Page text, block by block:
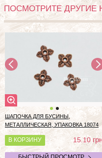
ПОСМОТРИТЕ ДРУГИЕ
ШАПОЧКА ДЛЯ БУСИНЫ,
МЕТАЛЛИЧЕСКАЯ, УПАКОВКА 18074
В КОРЗИНУ 15.10